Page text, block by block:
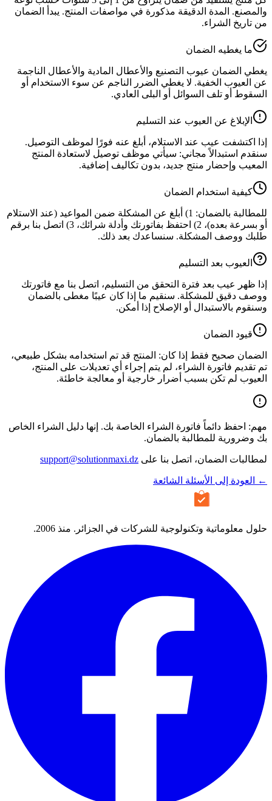
والمصنع. المدة الدقيقة مذكورة في مواصفات المنتج. يبدأ الضمان
من تاريخ الشراء.
ما يغطيه الضمان
يغطي الضمان عيوب التصنيع والأعطال المادية والأعطال الناجمة
عن العيوب الخفية. لا يغطي الضرر الناجم عن سوء الاستخدام أو
السقوط أو تلف السوائل أو البلى العادي.
الإبلاغ عن العيوب عند التسليم
إذا اكتشفت عيب عند الاستلام، أبلغ عنه فورًا لموظف التوصيل.
سنقدم استبدالاً مجاني: سيأتي موظف توصيل لاستعادة المنتج
المعيب وإحضار منتج جديد، بدون تكاليف إضافية.
كيفية استخدام الضمان
للمطالبة بالضمان: 1) أبلغ عن المشكلة ضمن المواعيد (عند الاستلام
أو بسرعة بعده)، 2) احتفظ بفاتورتك وأدلة شرائك، 3) اتصل بنا برقم
طلبك ووصف المشكلة. سنساعدك بعد ذلك.
العيوب بعد التسليم
إذا ظهر عيب بعد فترة التحقق من التسليم، اتصل بنا مع فاتورتك
ووصف دقيق للمشكلة. سنقيم ما إذا كان عيبًا مغطى بالضمان
وسنقوم بالاستبدال أو الإصلاح إذا أمكن.
قيود الضمان
الضمان صحيح فقط إذا كان: المنتج قد تم استخدامه بشكل طبيعي،
تم تقديم فاتورة الشراء، لم يتم إجراء أي تعديلات على المنتج،
العيوب لم تكن بسبب أضرار خارجية أو معالجة خاطئة.
مهم: احفظ دائماً فاتورة الشراء الخاصة بك. إنها دليل الشراء الخاص
بك وضرورية للمطالبة بالضمان.
لمطالبات الضمان، اتصل بنا على support@solutionmaxi.dz
← العودة إلى الأسئلة الشائعة
حلول معلوماتية وتكنولوجية للشركات في الجزائر. منذ 2006.